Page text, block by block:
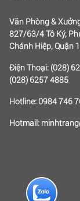
Văn Phòng &
827/63/4 Tô Ký,
Chánh Hiệp, Quận
Điện Thoại: (028)
(028) 6257 4885
Hotline: 0984 746
Hotmail: